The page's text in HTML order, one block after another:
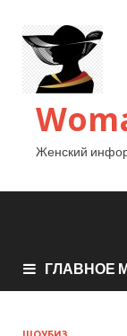
Женский
ГЛАВНОЕ